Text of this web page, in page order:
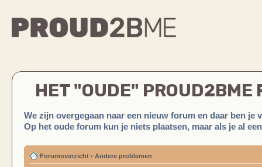
HET "OUDE" PROUD2BME
We zijn overgegaan naar een nieuw forum en daar ben je
Op het oude forum kun je niets plaatsen, maar als je al
Forumoverzicht ‹ Andere problemen